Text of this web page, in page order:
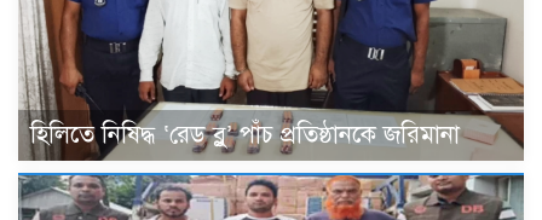
হিলিতে নিষিদ্ধ ‘রেড ব্লু’ পাঁচ প্রতিষ্ঠানকে জরিমানা